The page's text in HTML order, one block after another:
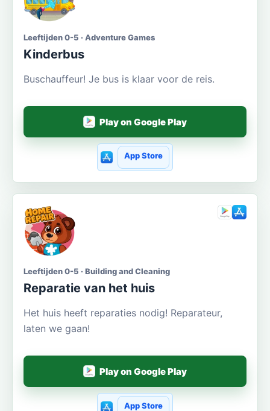
Leeftijden 0-5 · Adventure Games
Kinderbus
Buschauffeur! Je bus is klaar voor de reis.
Play on Google Play
App Store
Leeftijden 0-5 · Building and Cleaning
Reparatie van het huis
Het huis heeft reparaties nodig! Reparateur,
laten we gaan!
Play on Google Play
App Store